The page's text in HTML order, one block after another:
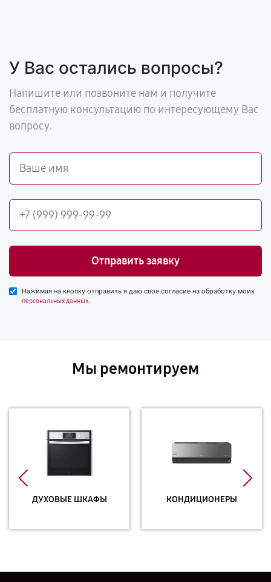
У Вас остались вопросы?
Напишите или позвоните нам и получите
бесплатную консультацию по интересующему Вас
вопросу.
Отправить заявку
Нажимая на кнопку отправить я даю свое согласие на обработку моих
персональных данных.
Мы ремонтируем
ДУХОВЫЕ ШКАФЫ КОНДИЦИОНЕРЫ